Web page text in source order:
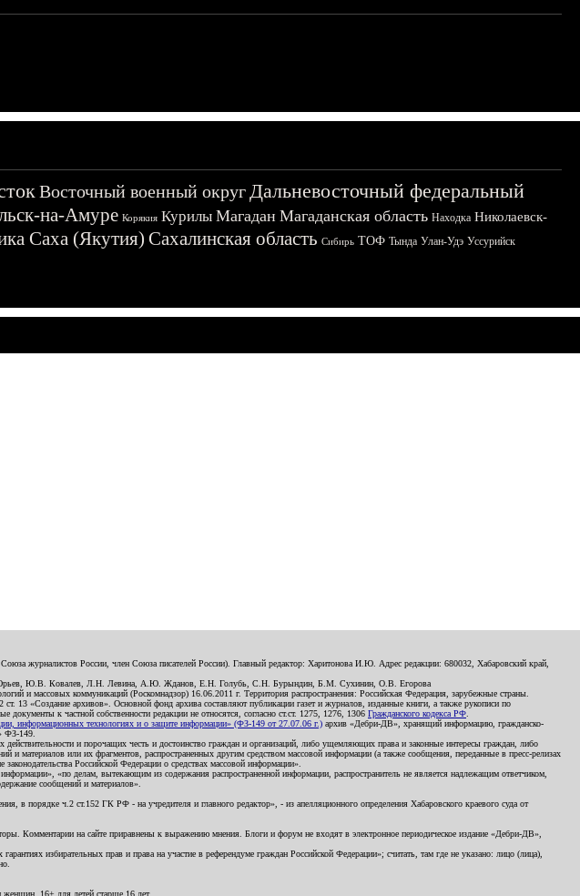
Восточный военный округДальневосточный федеральный
на-Амуре Корякия Курилы Магадан Магаданская область Находка Николаевск-
Саха (Якутия) Сахалинская область Сибирь ТОФ Тында Улан-Удэ Уссурийск
журналистов России, член Союза писателей России). Главный редактор: Харитонова И.Ю. Адрес редакции: 680032, Хабаровский край,
Юрьев, Ю.В. Ковалев, Л.Н. Левина, А.Ю. Жданов, Е.Н. Голубь, С.Н. Бурындин, Б.М. Сухинин, О.В. Егорова
и массовых коммуникаций (Роскомнадзор) 16.06.2011 г. Территория распространения: Российская Федерация, зарубежные страны.
2 ст. 13 «Создание архивов». Основной фонд архива составляют публикации газет и журналов, изданные книги, а также рукописи по
к частной собственности редакции не относятся, согласно ст.ст. 1275, 1276, 1306 Гражданского кодекса РФ
информационных технологиях и о защите информации» (ФЗ-149 от 27.07.06 г.) архив «Дебри-ДВ», хранящий информацию, гражданско-
ФЗ-149.
и порочащих честь и достоинство граждан и организаций, либо ущемляющих права и законные интересы граждан, либо
материалов или их фрагментов, распространенных другим средством массовой информации (а также сообщения, переданные в пресс-релизах
Российской Федерации о средствах массовой информации».
«по делам, вытекающим из содержания распространенной информации, распространитель не является надлежащим ответчиком,
сообщений и материалов».
порядке ч.2 ст.152 ГК РФ - на учредителя и главного редактор», - из апелляционного определения Хабаровского краевого суда от
Комментарии на сайте приравнены к выражению мнения. Блоги и форум не входят в электронное периодическое издание «Дебри-ДВ»,
избирательных прав и права на участие в референдуме граждан Российской Федерации»; считать, там где не указано: лицо (лица),
женщин. 16+ для детей старше 16 лет.